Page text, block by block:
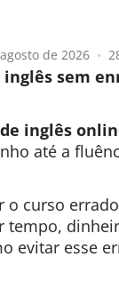
de 2026
sem
inglês
até a
o curso
tempo,
evitar esse